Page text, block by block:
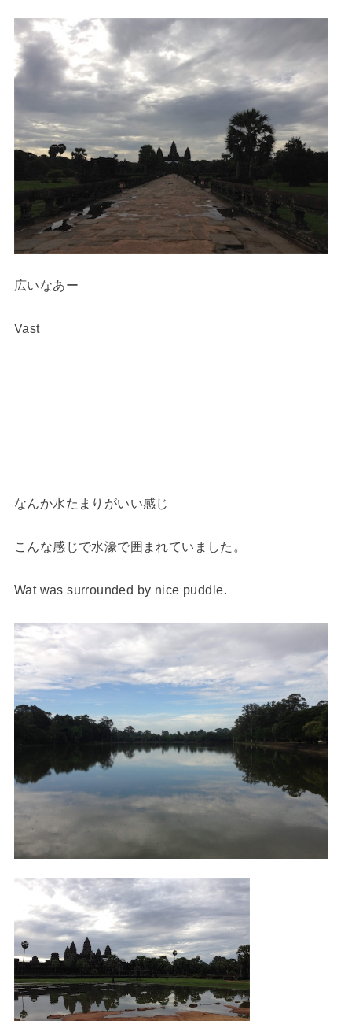
広いなあー
Vast
なんか水たまりがいい感じ
こんな感じで水濠で囲まれていました。
Wat was surrounded by nice puddle.